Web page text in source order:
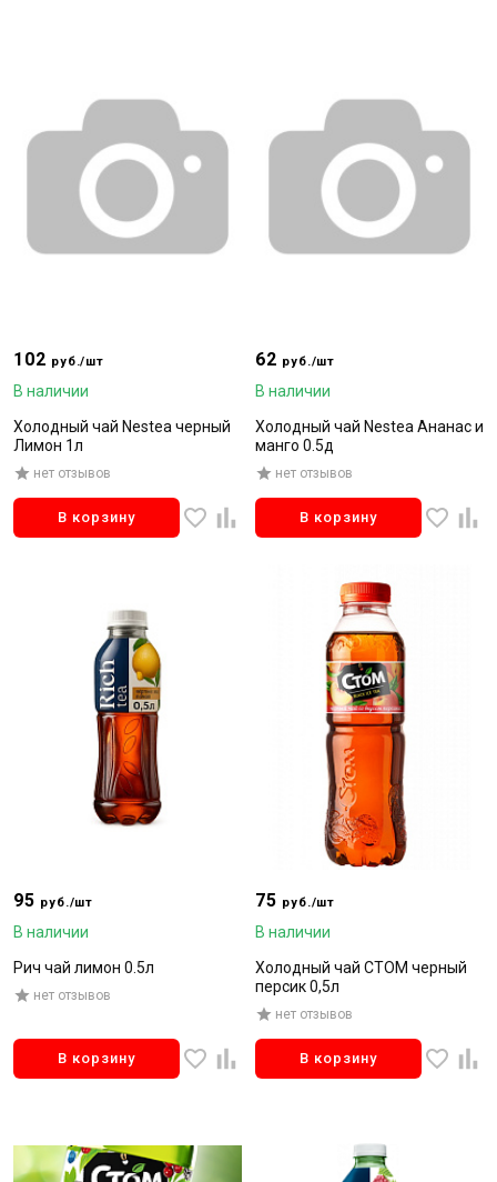
102 руб./шт
В наличии
Холодный чай Nestea черный
Лимон 1л
нет отзывов
В корзину
62 руб./шт
В наличии
Холодный чай Nestea Ананас и
манго 0.5д
нет отзывов
В корзину
95 руб./шт
В наличии
Рич чай лимон 0.5л
нет отзывов
В корзину
75 руб./шт
В наличии
Холодный чай СТОМ черный
персик 0,5л
нет отзывов
В корзину